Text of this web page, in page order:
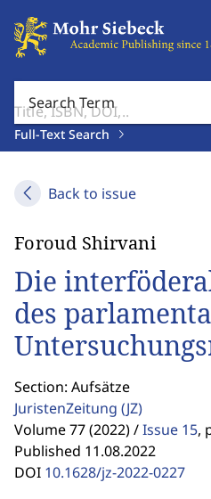
Search Term
Full-Text Search
Back to issue
Foroud Shirvani
Die
des
Section: Aufsätze
JuristenZeitung (JZ)
Volume 77 (2022) /Issue 15,
Published 11.08.2022
DOI 10.1628/jz-2022-0227